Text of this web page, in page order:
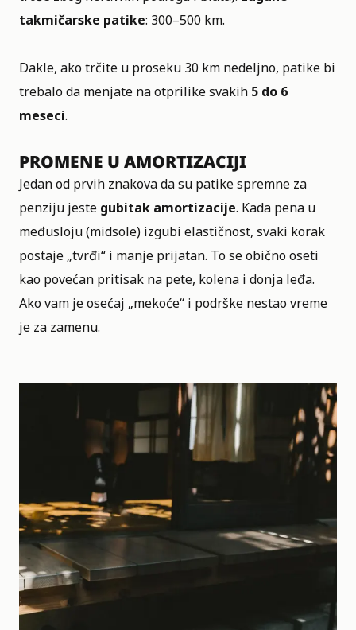
takmičarske patike: 300–500 km.
Dakle, ako trčite u proseku 30 km nedeljno, patike bi
trebalo da menjate na otprilike svakih 5 do 6
meseci.
PROMENE U AMORTIZACIJI
Jedan od prvih znakova da su patike spremne za
penziju jeste gubitak amortizacije. Kada pena u
međusloju (midsole) izgubi elastičnost, svaki korak
postaje „tvrđi“ i manje prijatan. To se obično oseti
kao povećan pritisak na pete, kolena i donja leđa.
Ako vam je osećaj „mekoće“ i podrške nestao vreme
je za zamenu.